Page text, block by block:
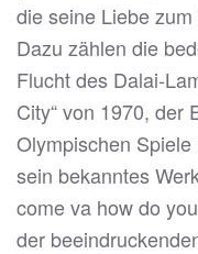
die seine Liebe
Dazu zählen die
Flucht des Dalai-
City“ von 1970, der
Olympischen
sein bekanntes
come va how do
der